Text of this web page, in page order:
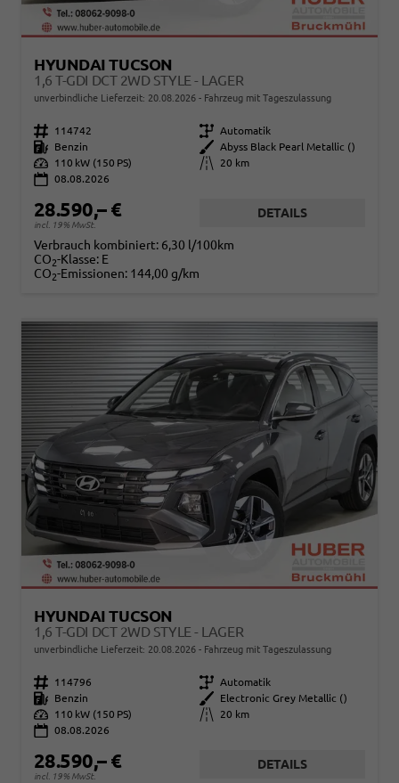
HYUNDAI TUCSON
1,6 T-GDI DCT 2WD STYLE - LAGER
unverbindliche Lieferzeit: 20.08.2026 Fahrzeug mit Tageszulassung
Fahrzeugnr. 114742 Getriebe Automatik
Kraftstoff
Benzin Außenfarbe
Abyss Black Pearl Metallic ()
Leistung
110 kW (150 PS) Kilometerstand
20 km
08.08.2026
28.590,– €
incl. 19% MwSt.
DETAILS
Verbrauch kombiniert: 6,30 l/100km
CO2-Klasse: E
CO2-Emissionen: 144,00 g/km
HYUNDAI TUCSON
1,6 T-GDI DCT 2WD STYLE - LAGER
unverbindliche Lieferzeit: 20.08.2026 Fahrzeug mit Tageszulassung
Fahrzeugnr. 114796 Getriebe Automatik
Kraftstoff
Benzin Außenfarbe
Electronic Grey Metallic ()
Leistung
110 kW (150 PS) Kilometerstand
20 km
08.08.2026
28.590,– €
incl. 19% MwSt.
DETAILS